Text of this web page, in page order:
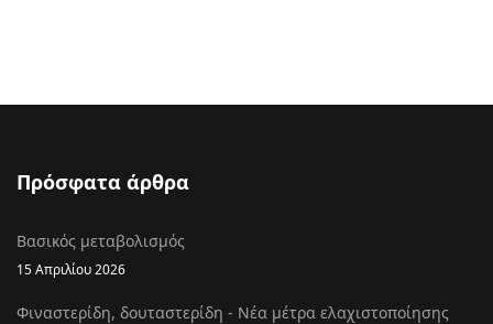
Πρόσφατα άρθρα
Βασικός μεταβολισμός
15 Απριλίου 2026
Φιναστερίδη, δουταστερίδη - Νέα μέτρα ελαχιστοποίησης